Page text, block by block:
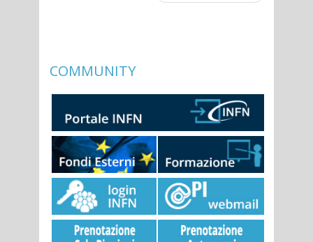
COMMUNITY